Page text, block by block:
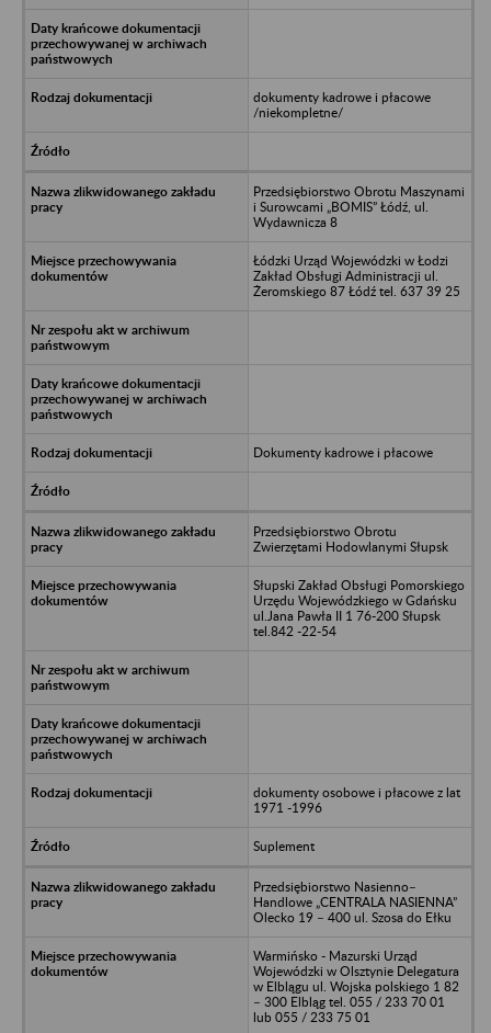
dokumenty kadrowe i płacowe
/niekompletne/
Przedsiębiorstwo Obrotu Maszynami
i Surowcami „BOMIS” Łódź, ul.
Wydawnicza 8
Łódzki Urząd Wojewódzki w Łodzi
Zakład Obsługi Administracji ul.
Żeromskiego 87 Łódź tel. 637 39 25
Dokumenty kadrowe i płacowe
Przedsiębiorstwo Obrotu
Zwierzętami Hodowlanymi Słupsk
Słupski Zakład Obsługi Pomorskiego
Urzędu Wojewódzkiego w Gdańsku
ul.Jana Pawła II 1 76-200 Słupsk
tel.842 -22-54
dokumenty osobowe i płacowe z lat
1971 -1996
Suplement
Przedsiębiorstwo Nasienno–
Handlowe „CENTRALA NASIENNA”
Olecko 19 – 400 ul. Szosa do Ełku
Warmińsko - Mazurski Urząd
Wojewódzki w Olsztynie Delegatura
w Elblągu ul. Wojska polskiego 1 82
– 300 Elbląg tel. 055 / 233 70 01
lub 055 / 233 75 01